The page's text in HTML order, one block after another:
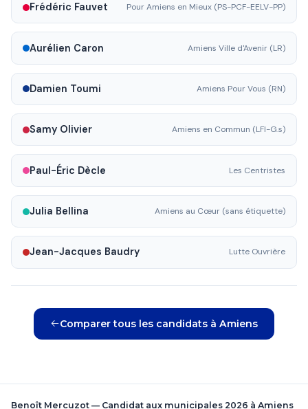
Frédéric Fauvet Pour Amiens en Mieux (PS-PCF-EELV-PP)
Aurélien Caron Amiens Ville d'Avenir (LR)
Damien Toumi Amiens Pour Vous (RN)
Samy Olivier Amiens en Commun (LFI-G.s)
Paul-Éric Dècle Les Centristes
Julia Bellina Amiens au Cœur (sans étiquette)
Jean-Jacques Baudry Lutte Ouvrière
Comparer tous les candidats à Amiens
Benoît Mercuzot — Candidat aux municipales 2026 à Amiens